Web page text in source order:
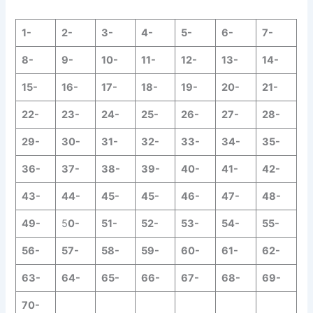
1- 2- 3- 4- 5- 6- 7-
8- 9- 10- 11- 12- 13- 14-
15- 16- 17- 18- 19- 20- 21-
22- 23- 24- 25- 26- 27- 28-
29- 30- 31- 32- 33- 34- 35-
36- 37- 38- 39- 40- 41- 42-
43- 44- 45- 45- 46- 47- 48-
49- 50- 51- 52- 53- 54- 55-
56- 57- 58- 59- 60- 61- 62-
63- 64- 65- 66- 67- 68- 69-
70-